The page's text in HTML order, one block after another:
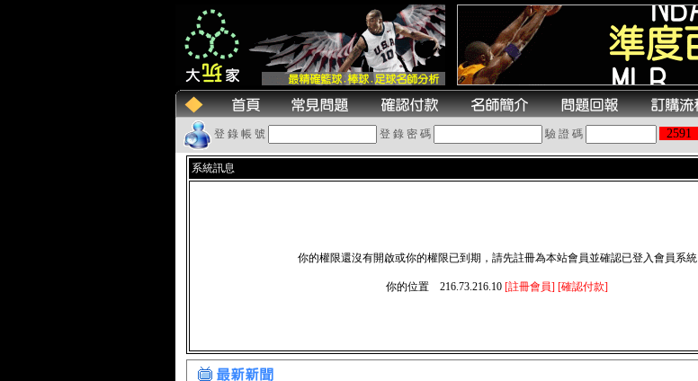
登 錄 帳 號 登 錄 密 碼 驗 證 碼 2591
系統訊息
你的權限還沒有開啟或你的權限已到期，請先註冊為本站會員並確認已登入會員系統
你的位置 216.73.216.10 [註冊會員] [確認付款]